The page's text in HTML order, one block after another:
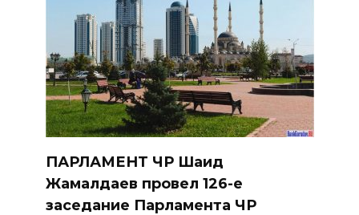
ПАРЛАМЕНТ ЧР Шаид
Жамалдаев провел 126-е
заседание Парламента ЧР